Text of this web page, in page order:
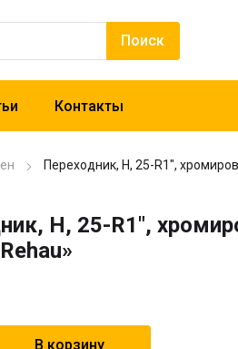
Контакты
Переходник, Н, 25-R1″,
Н, 25-R1″,
В корзину